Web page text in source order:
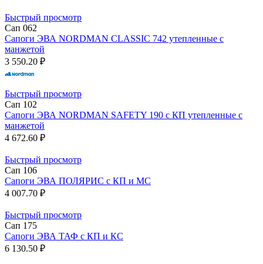
Быстрый просмотр
Сап 062
Сапоги ЭВА NORDMAN CLASSIC 742 утепленные с
манжетой
3 550.20 ₽
Быстрый просмотр
Сап 102
Сапоги ЭВА NORDMAN SAFETY 190 с КП утепленные с
манжетой
4 672.60 ₽
Быстрый просмотр
Сап 106
Сапоги ЭВА ПОЛЯРИС с КП и МС
4 007.70 ₽
Быстрый просмотр
Сап 175
Сапоги ЭВА ТАФ с КП и КС
6 130.50 ₽